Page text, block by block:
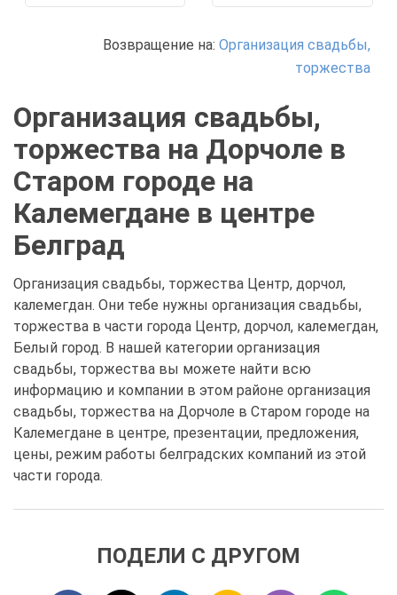
Возвращение на: Организация свадьбы,
торжества
Организация свадьбы,
торжества на Дорчоле в
Старом городе на
Калемегдане в центре
Белград
Организация свадьбы, торжества Центр, дорчол,
калемегдан. Они тебе нужны организация свадьбы,
торжества в части города Центр, дорчол, калемегдан,
Белый город. В нашей категории организация
свадьбы, торжества вы можете найти всю
информацию и компании в этом районе организация
свадьбы, торжества на Дорчоле в Старом городе на
Калемегдане в центре, презентации, предложения,
цены, режим работы белградских компаний из этой
части города.
ПОДЕЛИ С ДРУГОМ